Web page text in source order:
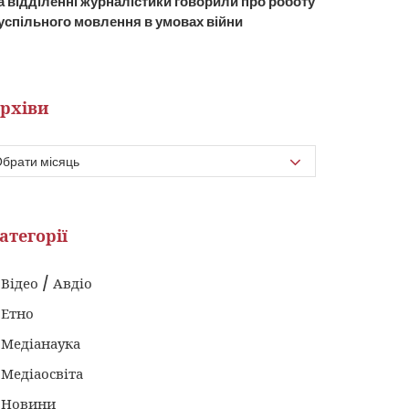
мовлення в умовах війни
Відео / Авдіо
Етно
Медіанаука
Медіаосвіта
Новини